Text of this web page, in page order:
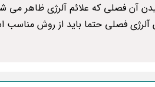
آن فصلی که علائم آلرژی ظاهر می
فصلی حتما باید از روش مناسب